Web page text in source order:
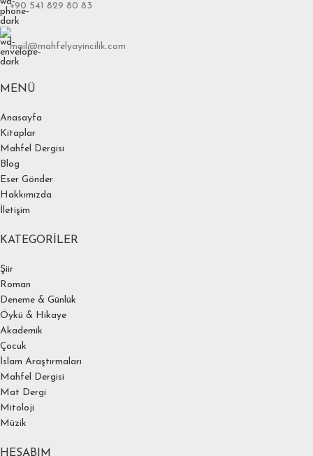
+90 541 829 80 83
mail@mahfelyayincilik.com
MENÜ
Anasayfa
Kitaplar
Mahfel Dergisi
Blog
Eser Gönder
Hakkımızda
İletişim
KATEGORILER
Şiir
Roman
Deneme & Günlük
Öykü & Hikaye
Akademik
Çocuk
İslam Araştırmaları
Mahfel Dergisi
Mat Dergi
Mitoloji
Müzik
HESABIM